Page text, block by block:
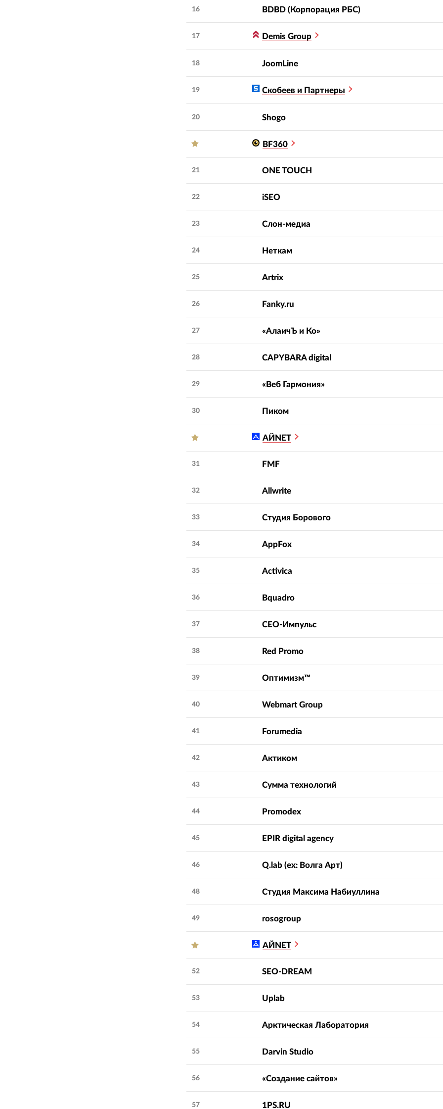
16 BDBD (Корпорация РБС)
17 Demis Group
18 JoomLine
19 Скобеев и Партнеры
20 Shogo
BF360
21 ONE TOUCH
22 iSEO
23 Слон-медиа
24 Неткам
25 Artrix
26 Fanky.ru
27 «АлаичЪ и Ко»
28 CAPYBARA digital
29 «Веб Гармония»
30 Пиком
АЙNET
31 FMF
32 Allwrite
33 Студия Борового
34 AppFox
35 Activica
36 Bquadro
37 СЕО-Импульс
38 Red Promo
39 Оптимизм™
40 Webmart Group
41 Forumedia
42 Актиком
43 Сумма технологий
44 Promodex
45 EPIR digital agency
46 Q.lab (ex: Волга Арт)
48 Студия Максима Набиуллина
49 rosogroup
АЙNET
52 SEO-DREAM
53 Uplab
54 Арктическая Лаборатория
55 Darvin Studio
56 «Создание сайтов»
57 1PS.RU